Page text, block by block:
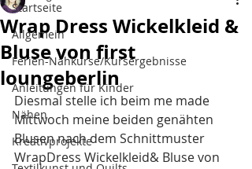
Startseite
Allgemein
Ferien-Nähkurse/Kursergebnisse
Anleitungen für Kinder
Nähen
Kreativprojekte
Wrap Dress Wickelkleid &
Bluse von first
loungeberlin
Diesmal stelle ich beim me made
Mittwoch meine beiden genähten
Blusen nach dem Schnittmuster
WrapDress Wickelkleid& Bluse von